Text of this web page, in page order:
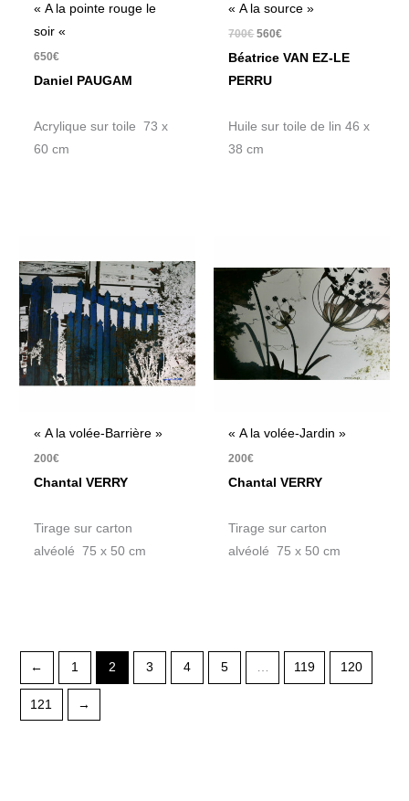
« A la pointe rouge le
soir «
650€
Daniel PAUGAM
Acrylique sur toile 73 x
60 cm
« A la source »
700€ 560€
Béatrice VAN EZ-LE
PERRU
Huile sur toile de lin 46 x
38 cm
« A la volée-Barrière »
200€
Chantal VERRY
Tirage sur carton
alvéolé 75 x 50 cm
« A la volée-Jardin »
200€
Chantal VERRY
Tirage sur carton
alvéolé 75 x 50 cm
← 1 2 3 4 5 … 119 120
121 →